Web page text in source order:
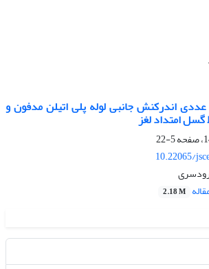
اندرکنش جانبی لوله پلی اتیلن مدفون و
امتداد لغز
5-22
10.22065/
رودسری
2.18 M